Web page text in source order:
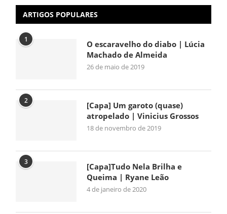
ARTIGOS POPULARES
1
O escaravelho do diabo | Lúcia
Machado de Almeida
26 de maio de 2019
2
[Capa] Um garoto (quase)
atropelado | Vinicius Grossos
18 de novembro de 2019
3
[Capa]Tudo Nela Brilha e
Queima | Ryane Leão
4 de janeiro de 2020